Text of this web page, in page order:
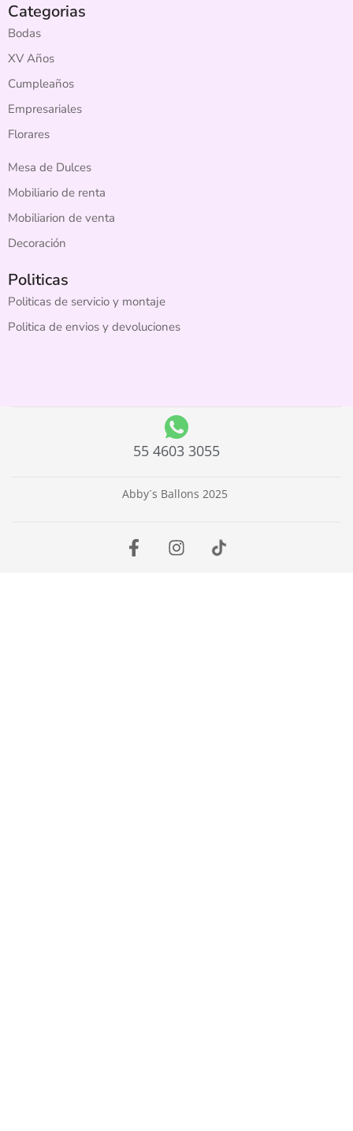
Categorias
Bodas
XV Años
Cumpleaños
Empresariales
Florares
Mesa de Dulces
Mobiliario de renta
Mobiliarion de venta
Decoración
Politicas
Politicas de servicio y montaje
Politica de envios y devoluciones
55 4603 3055
Abby´s Ballons 2025